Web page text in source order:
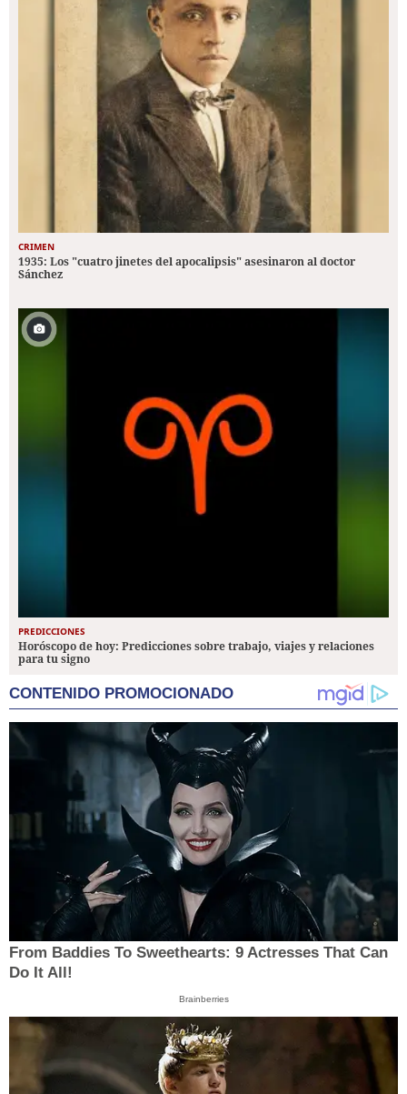
CRIMEN
1935: Los "cuatro jinetes del apocalipsis" asesinaron al doctor
Sánchez
PREDICCIONES
Horóscopo de hoy: Predicciones sobre trabajo, viajes y relaciones
para tu signo
CONTENIDO PROMOCIONADO
From Baddies To Sweethearts: 9 Actresses That Can
Do It All!
Brainberries